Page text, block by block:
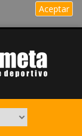
Aceptar